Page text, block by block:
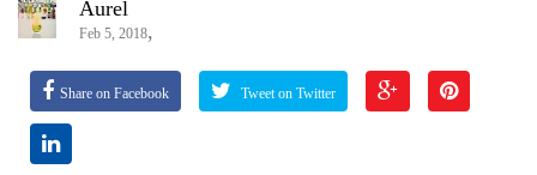
Aurel
Feb 5, 2018,
Share on Facebook Tweet on Twitter